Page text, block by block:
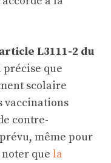
article L3111-2 du
précise que
scolaire
vaccinations
contre-
même pour
que la